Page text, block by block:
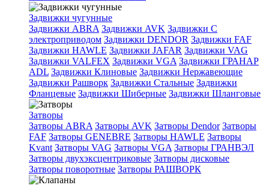
Задвижки чугунные
Задвижки ABRA Задвижки AVK Задвижки C
электроприводом Задвижки DENDOR Задвижки FAF
Задвижки HAWLE Задвижки JAFAR Задвижки VAG
Задвижки VALFEX Задвижки VGA Задвижки ГРАНАР
ADL Задвижки Клиновые Задвижки Нержавеющие
Задвижки Рашворк Задвижки Стальные Задвижки
Фланцевые Задвижки Шиберные Задвижки Шланговые
Затворы
Затворы ABRA Затворы AVK Затворы Dendor Затворы
FAF Затворы GENEBRE Затворы HAWLE Затворы
Kvant Затворы VAG Затворы VGA Затворы ГРАНВЭЛ
Затворы двухэксцентриковые Затворы дисковые
Затворы поворотные Затворы РАШВОРК